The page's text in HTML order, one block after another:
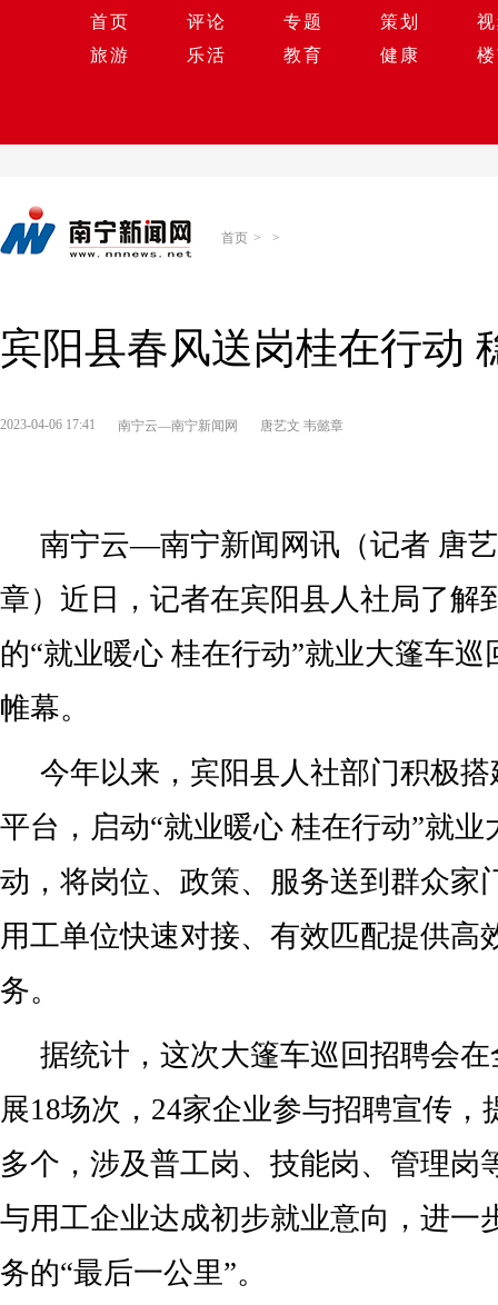
首页 评论 专题 策划
旅游
乐活 教育 健康
首页 > >
宾阳县春风送岗桂在行动
2023-04-06 17:41 南宁云—南宁新闻网 唐艺文 韦懿章
南宁云—南宁新闻网讯（记者 唐
章）近日，记者在宾阳县人社局了解
的“就业暖心 桂在行动”就业大篷车
帷幕。
今年以来，宾阳县人社部门积极
平台，启动“就业暖心 桂在行动”就
动，将岗位、政策、服务送到群众家
用工单位快速对接、有效匹配提供高
务。
据统计，这次大篷车巡回招聘会
展18场次，24家企业参与招聘宣传，
多个，涉及普工岗、技能岗、管理岗
与用工企业达成初步就业意向，进一
务的“最后一公里”。